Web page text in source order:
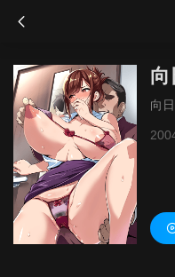
向
向